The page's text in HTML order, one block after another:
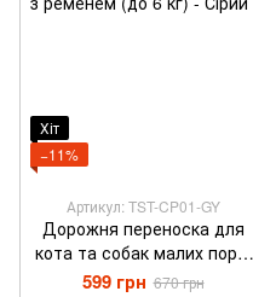
Хіт
−11%
Артикул: TST-CP01-GY
Дорожня переноска для
кота та собак малих порід
з ременем (до 6 кг) - Сірий
599 грн 670 грн